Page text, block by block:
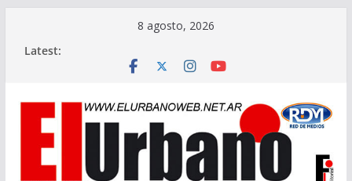
8 agosto, 2026
Latest: